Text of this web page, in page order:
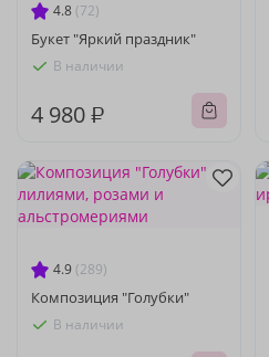
4.8 (72)
Букет "Яркий праздник"
В наличии
4 980 ₽
4.9 (289)
Композиция "Голубки"
В наличии